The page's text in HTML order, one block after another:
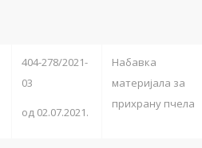
404-278/2021-
03
од 02.07.2021.
Набавка
материјала за
прихрану пчела